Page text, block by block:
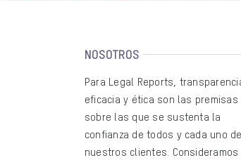
NOSOTROS
Para Legal Reports,
eficacia y ética son las premisas
sobre las que se sustenta la
confianza de todos y cada uno de
nuestros clientes. Consideramos